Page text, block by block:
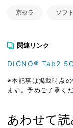
京セラ ソフ
関連リンク
DIGNO® Tab2
※本記事は掲載時点
ます。予めご了承く
あわせて